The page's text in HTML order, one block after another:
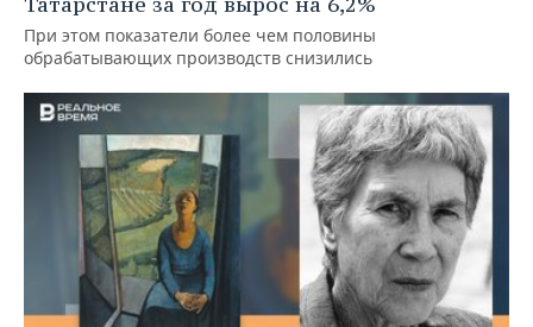
При этом показатели более чем половины
обрабатывающих производств снизились